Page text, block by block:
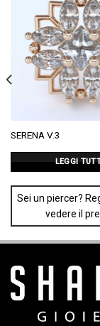
SERENA V.3
LEGGI
Sei un piercer?
vedere il